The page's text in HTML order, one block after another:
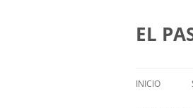
EL
INICIO